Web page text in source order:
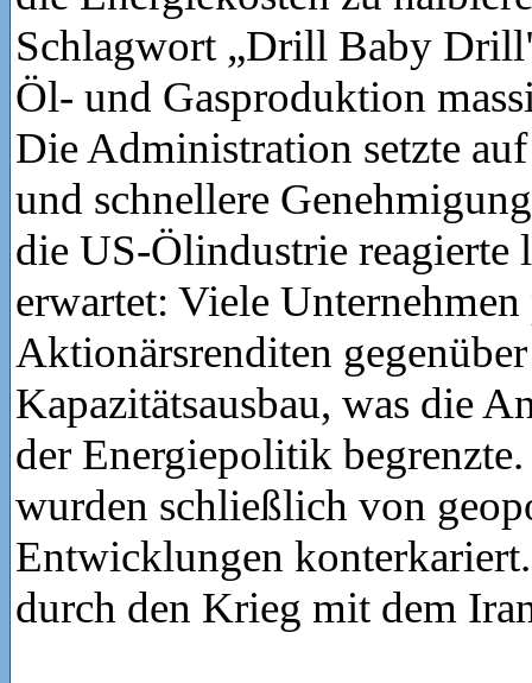
Schlagwort „Drill Baby
Öl- und Gasproduktion
Die Administration setzte
und schnellere
die US-Ölindustrie reagierte
erwartet: Viele
Aktionärsrenditen
Kapazitätsausbau, was die
der Energiepolitik
wurden schließlich von
Entwicklungen
durch den Krieg mit dem